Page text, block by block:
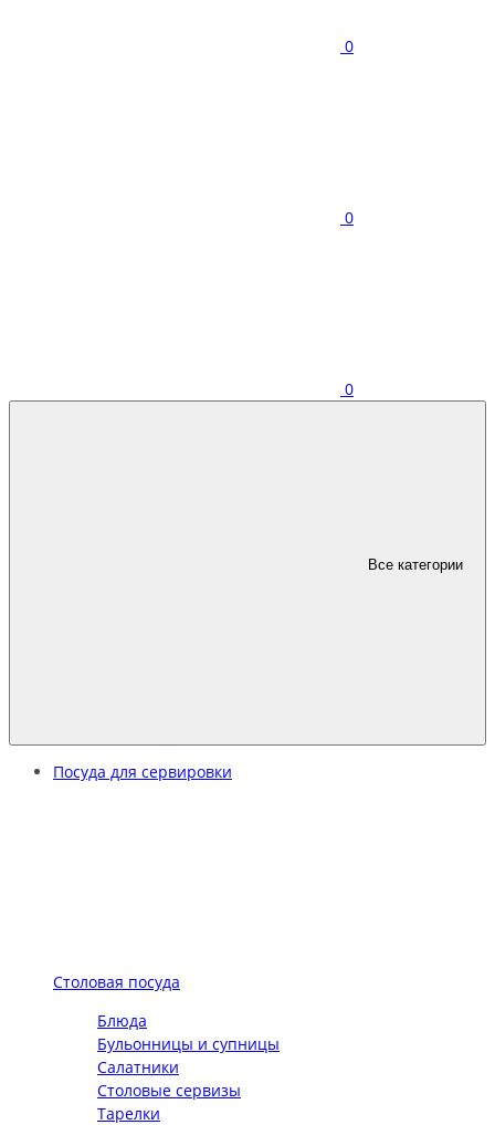
0
0
0
Все категории
Посуда для сервировки
Столовая посуда
Блюда
Бульонницы и супницы
Салатники
Столовые сервизы
Тарелки